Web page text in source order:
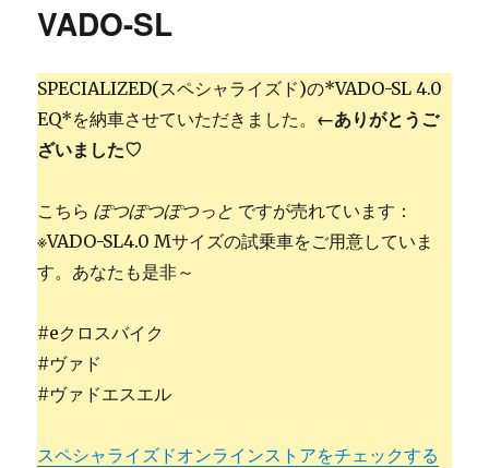
VADO-SL
SPECIALIZED(スペシャライズド)の*VADO-SL 4.0
EQ*を納車させていただきました。 ←ありがとうご
ざいました♡
こちらぽつぽつぽつっと ですが売れています：
※VADO-SL4.0 Mサイズの試乗車をご用意していま
す。あなたも是非～
#eクロスバイク
#ヴァド
#ヴァドエスエル
スペシャライズドオンラインストアをチェックする